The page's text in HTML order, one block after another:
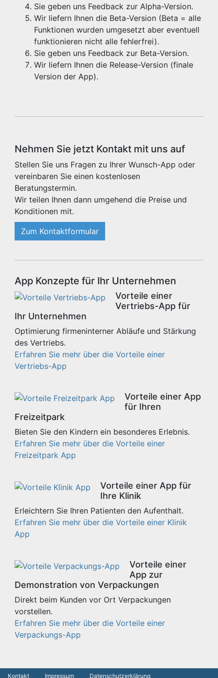
Sie geben uns Feedback zur Alpha-Version.
Wir liefern Ihnen die Beta-Version (Beta = alle
Funktionen wurden umgesetzt aber eventuell
funktionieren nicht alle fehlerfrei).
Sie geben uns Feedback zur Beta-Version.
Wir liefern Ihnen die Release-Version (finale
Version der App).
Nehmen Sie jetzt Kontakt mit uns auf
Stellen Sie uns Fragen zu Ihrer Wunsch-App oder
vereinbaren Sie einen kostenlosen
Beratungstermin.
Wir teilen Ihnen dann umgehend die Preise und
Konditionen mit.
Zum Kontaktformular
App Konzepte für Ihr Unternehmen
Vorteile einer
Vertriebs-App für
Ihr Unternehmen
Optimierung firmeninterner Abläufe und Stärkung
des Vertriebs.
Erfahren Sie mehr über die Vorteile einer
Vertriebs-App
Vorteile einer App
für Ihren
Freizeitpark
Bieten Sie den Kindern ein besonderes Erlebnis.
Erfahren Sie mehr über die Vorteile einer
Freizeitpark App
Vorteile einer App für
Ihre Klinik
Erleichtern Sie Ihren Patienten den Aufenthalt.
Erfahren Sie mehr über die Vorteile einer Klinik
App
Vorteile einer
App zur
Demonstration von Verpackungen
Direkt beim Kunden vor Ort Verpackungen
vorstellen.
Erfahren Sie mehr über die Vorteile einer
Verpackungs-App
Kontakt Impressum Datenschutzerklärung